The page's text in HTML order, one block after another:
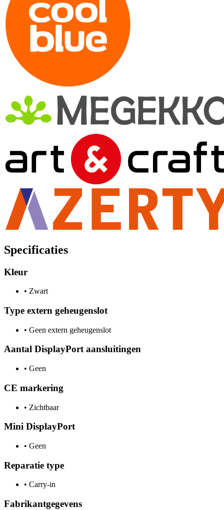
Specificaties
Kleur
• Zwart
Type extern geheugenslot
• Geen extern geheugenslot
Aantal DisplayPort aansluitingen
• Geen
CE markering
• Zichtbaar
Mini DisplayPort
• Geen
Reparatie type
• Carry-in
Fabrikantgegevens